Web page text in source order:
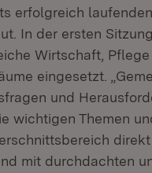
erfolgreich
In der ersten
Wirtschaft, Pflege
eingesetzt.
und
wichtigen Themen
direkt
mit durchdachten